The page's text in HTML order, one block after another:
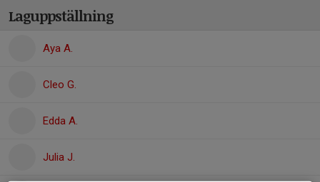
Laguppställning
Aya A.
Cleo G.
Edda A.
Julia J.